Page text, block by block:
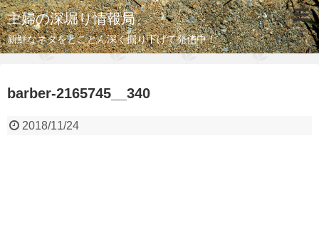
主婦の深堀り情報局
新鮮なネタをとことん深く掘り下げて発信中！
barber-2165745__340
2018/11/24